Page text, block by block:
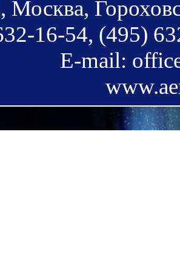
Москва,
16-54, (495)
E-mail: